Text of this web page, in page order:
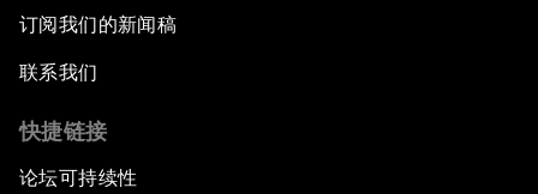
Global Science Outlook
China: The Next Innovation Nation
订阅我们的新闻稿
联系我们
快捷链接
论坛可持续性